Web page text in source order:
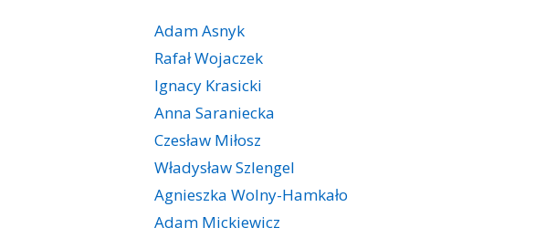
Adam Asnyk
Rafał Wojaczek
Ignacy Krasicki
Anna Saraniecka
Czesław Miłosz
Władysław Szlengel
Agnieszka Wolny-Hamkało
Adam Mickiewicz